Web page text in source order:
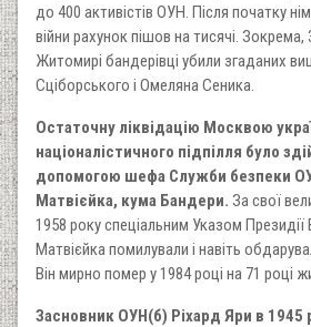
до 400 активістів ОУН. Після початку
війни рахунок пішов на тисячі. Зокрема,
Житомирі бандерівці убили згаданих
Сціборського і Омеляна Сеника.
Остаточну ліквідацію Москвою
націоналістичного підпілля було
допомогою шефа Служби безпеки
Матвієйка, кума Бандери. За свої
1958 року спеціальним Указом
Матвієйка помилували і навіть
Він мирно помер у 1984 році на 71 році
Засновник ОУН(б) Ріхард Яри в 1945